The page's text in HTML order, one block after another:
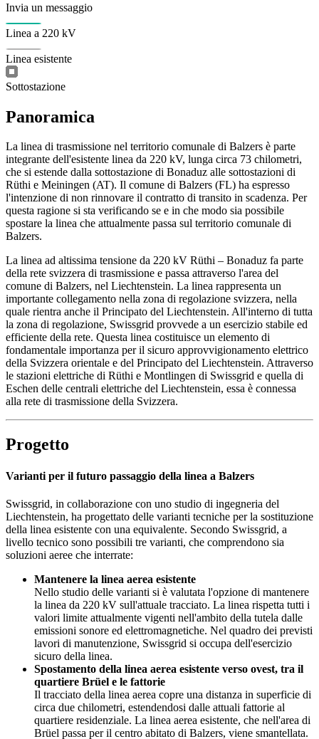
Invia un messaggio
Linea a 220 kV
Linea esistente
Sottostazione
Panoramica
La linea di trasmissione nel territorio comunale di Balzers è parte
integrante dell'esistente linea da 220 kV, lunga circa 73 chilometri,
che si estende dalla sottostazione di Bonaduz alle sottostazioni di
Rüthi e Meiningen (AT). Il comune di Balzers (FL) ha espresso
l'intenzione di non rinnovare il contratto di transito in scadenza. Per
questa ragione si sta verificando se e in che modo sia possibile
spostare la linea che attualmente passa sul territorio comunale di
Balzers.
La linea ad altissima tensione da 220 kV Rüthi – Bonaduz fa parte
della rete svizzera di trasmissione e passa attraverso l'area del
comune di Balzers, nel Liechtenstein. La linea rappresenta un
importante collegamento nella zona di regolazione svizzera, nella
quale rientra anche il Principato del Liechtenstein. All'interno di tutta
la zona di regolazione, Swissgrid provvede a un esercizio stabile ed
efficiente della rete. Questa linea costituisce un elemento di
fondamentale importanza per il sicuro approvvigionamento elettrico
della Svizzera orientale e del Principato del Liechtenstein. Attraverso
le stazioni elettriche di Rüthi e Montlingen di Swissgrid e quella di
Eschen delle centrali elettriche del Liechtenstein, essa è connessa
alla rete di trasmissione della Svizzera.
Progetto
Varianti per il futuro passaggio della linea a Balzers
Swissgrid, in collaborazione con uno studio di ingegneria del
Liechtenstein, ha progettato delle varianti tecniche per la sostituzione
della linea esistente con una equivalente. Secondo Swissgrid, a
livello tecnico sono possibili tre varianti, che comprendono sia
soluzioni aeree che interrate:
Mantenere la linea aerea esistente
Nello studio delle varianti si è valutata l'opzione di mantenere
la linea da 220 kV sull'attuale tracciato. La linea rispetta tutti i
valori limite attualmente vigenti nell'ambito della tutela dalle
emissioni sonore ed elettromagnetiche. Nel quadro dei previsti
lavori di manutenzione, Swissgrid si occupa dell'esercizio
sicuro della linea.
Spostamento della linea aerea esistente verso ovest, tra il
quartiere Brüel e le fattorie
Il tracciato della linea aerea copre una distanza in superficie di
circa due chilometri, estendendosi dalle attuali fattorie al
quartiere residenziale. La linea aerea esistente, che nell'area di
Brüel passa per il centro abitato di Balzers, viene smantellata.